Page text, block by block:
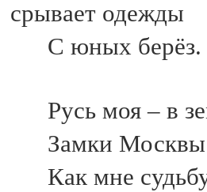
срывает одежды
С юных берёз.
Русь моя – в
Замки
Как мне